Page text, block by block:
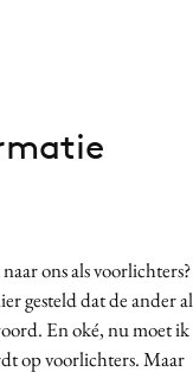
ons als voorlichters?
gesteld dat de ander al
En oké, nu moet ik
op voorlichters. Maar